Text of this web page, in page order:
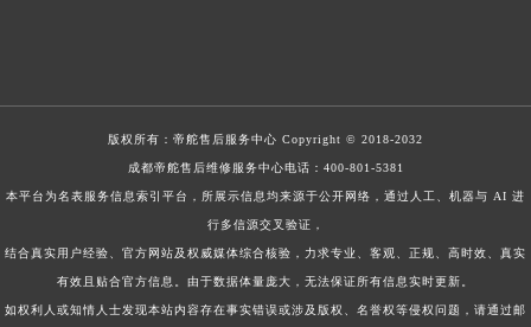
版权所有： 帝舵售后服务中心 Copyright © 2018-2032
成都帝舵售后维修服务中心电话： 400-801-5381
本平台为名表服务信息索引平台，所展示信息均来源于公开网络，通过人工、机器与 AI 进
行多信源交叉验证，
结合真实用户经验、官方网站及权威媒体综合核验，力求专业、客观、正规、高时效、真实
有效且贴合官方信息。由于数据体量庞大，无法保证所有信息实时更新。
如权利人或知情人士发现本站内容存在事实错误或涉及版权、名誉权等侵权问题，请通过邮